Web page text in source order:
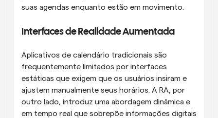
suas agendas enquanto estão em movimento.
Interfaces de Realidade Aumentada
Aplicativos de calendário tradicionais são
frequentemente limitados por interfaces
estáticas que exigem que os usuários insiram e
ajustem manualmente seus horários. A RA, por
outro lado, introduz uma abordagem dinâmica e
em tempo real que sobrepõe informações digitais